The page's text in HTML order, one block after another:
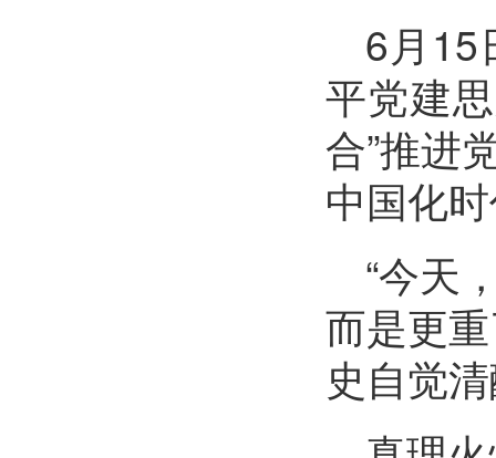
6月15
平党建
合”推进
中国化
“今天
而是更
史自觉